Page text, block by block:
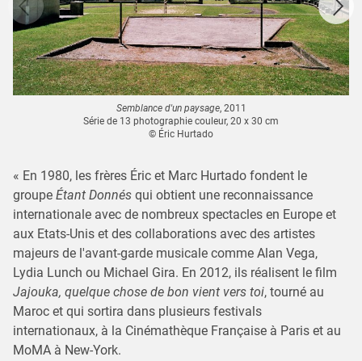
Semblance d'un paysage, 2011
Série de 13 photographie couleur, 20 x 30 cm
© Éric Hurtado
« En 1980, les frères Éric et Marc Hurtado fondent le
groupe Étant Donnés qui obtient une reconnaissance
internationale avec de nombreux spectacles en Europe et
aux Etats-Unis et des collaborations avec des artistes
majeurs de l'avant-garde musicale comme Alan Vega,
Lydia Lunch ou Michael Gira. En 2012, ils réalisent le film
Jajouka, quelque chose de bon vient vers toi, tourné au
Maroc et qui sortira dans plusieurs festivals
internationaux, à la Cinémathèque Française à Paris et au
MoMA à New-York.